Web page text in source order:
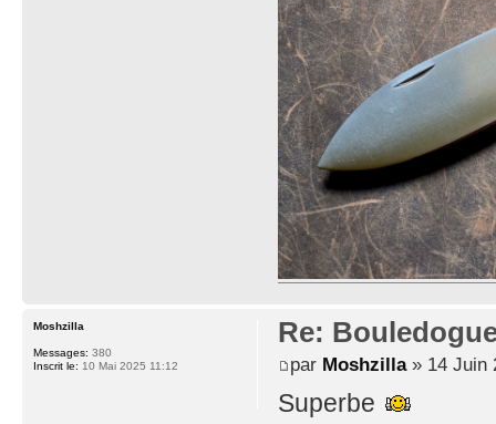
Re:
par Moshzilla» 14 Juin
Superbe
Moshzilla
Messages: 380
Inscrit le: 10 Mai 2025 11:12